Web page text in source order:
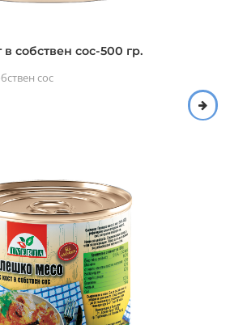
собствен сос-500 гр.
сос